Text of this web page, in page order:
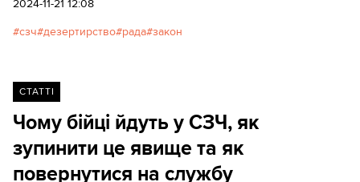
2024-11-21 12:08
сзч дезертирство рада закон
СТАТТІ
Чому бійці йдуть у СЗЧ, як
зупинити це явище та як
повернутися на службу